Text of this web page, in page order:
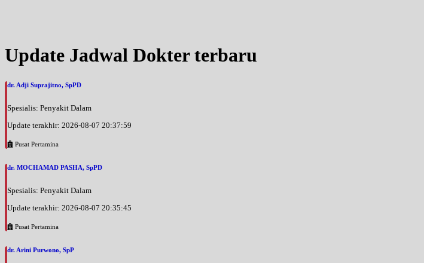
Jam 18:00 - 22:00
UMUM
Update Jadwal Dokter terbaru
dr. Adji Suprajitno, SpPD
Spesialis: Penyakit Dalam
Update terakhir: 2026-08-07 20:37:59
Pusat Pertamina
dr. MOCHAMAD PASHA, SpPD
Spesialis: Penyakit Dalam
Update terakhir: 2026-08-07 20:35:45
Pusat Pertamina
dr. Arini Purwono, SpP